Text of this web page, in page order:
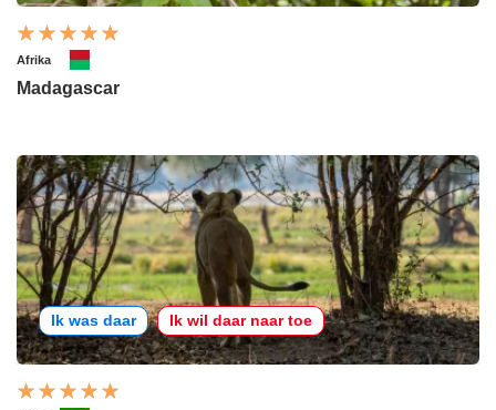
Afrika
Madagascar
Ik was daar Ik wil daar naar toe